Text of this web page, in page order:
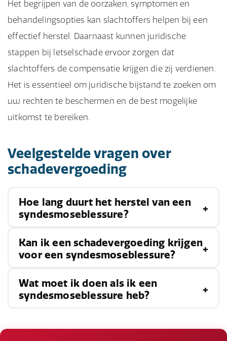
Het begrijpen van de oorzaken, symptomen en
behandelingsopties kan slachtoffers helpen bij een
effectief herstel. Daarnaast kunnen juridische
stappen bij letselschade ervoor zorgen dat
slachtoffers de compensatie krijgen die zij verdienen.
Het is essentieel om juridische bijstand te zoeken om
uw rechten te beschermen en de best mogelijke
uitkomst te bereiken.
Veelgestelde vragen over
schadevergoeding
Hoe lang duurt het herstel van een
syndesmoseblessure?
Het herstel van een syndesmoseblessure
varieert afhankelijk van de ernst van het letsel
en de gekozen behandeling. Sommige patiënten
ervaren verlichting van symptomen na enkele
Kan ik een schadevergoeding krijgen
voor een syndesmoseblessure?
Ja, als de syndesmoseblessure is veroorzaakt
door de nalatigheid of fout van een ander, zoals
Wat moet ik doen als ik een
syndesmoseblessure heb?